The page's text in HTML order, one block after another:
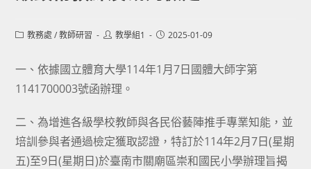
Post教務處 / 教師研習
Post教學組1
Post2025-01-09
一、依據國立體育大學114年1月7日國體大師字第
1141700003號函辦理。
二、為增進各級學校教師與各民俗藝陣推手專業知能，並
培訓參與者通過檢定獲取認證，特訂於114年2月7日(星期
五)至9日(星期日)於臺南市關廟區崇和國民小學辦理旨揭